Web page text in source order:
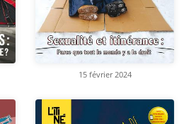
15 février 2024